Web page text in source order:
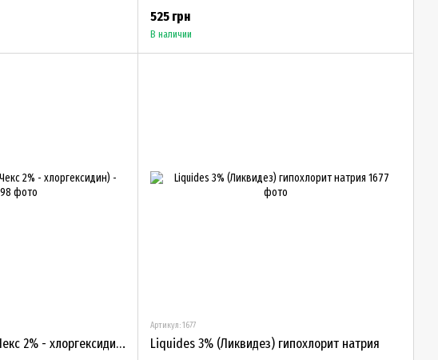
525 грн
В наличии
Gluco-Chex 2% (Глюко-Чекс 2% - хлоргексидин) - 400 г
Артикул: 1677
Liquides 3% (Ликвидез) гипохлорит натрия